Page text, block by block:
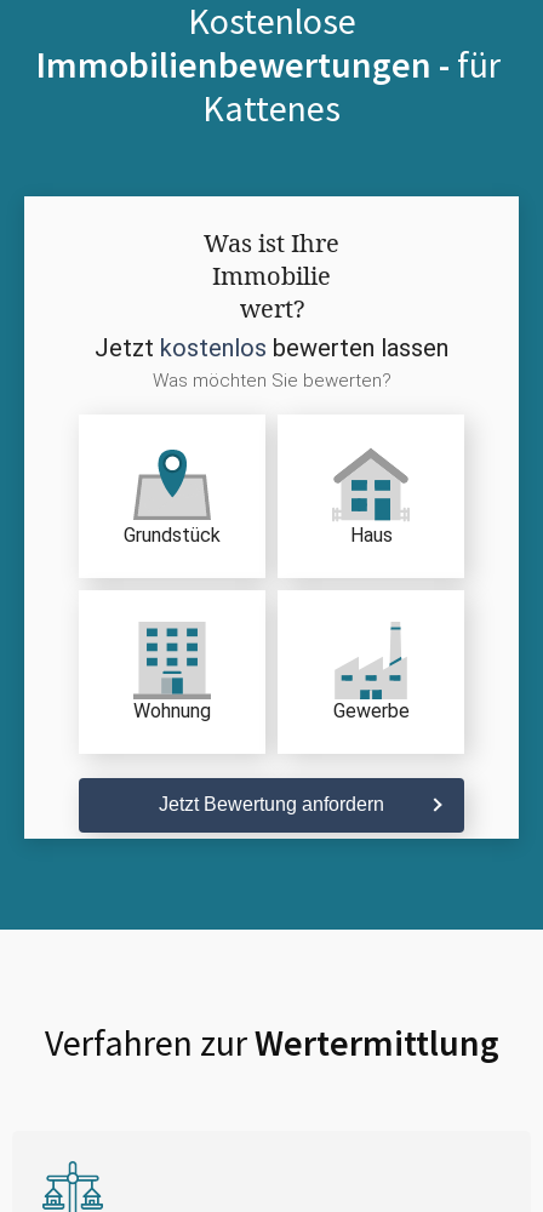
Kostenlose
Immobilienbewertungen - für
Kattenes
Was ist Ihre
Immobilie
wert?
Jetzt kostenlos bewerten lassen
Was möchten Sie bewerten?
Grundstück Haus
Wohnung Gewerbe
Jetzt Bewertung anfordern
Verfahren zurWertermittlung